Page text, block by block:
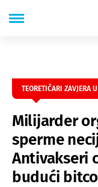
TEORETIČARI ZAVJERA U
Milijarder
sperme
Antivakseri
budući